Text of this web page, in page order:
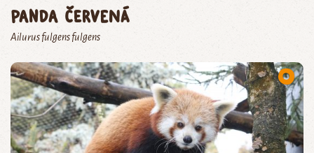
panda červená
Ailurus fulgens fulgens